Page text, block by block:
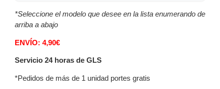
*Seleccione el modelo que desee en la lista enumerando de
arriba a abajo
ENVÍO: 4,90€
Servicio 24 horas de GLS
*Pedidos de más de 1 unidad portes gratis